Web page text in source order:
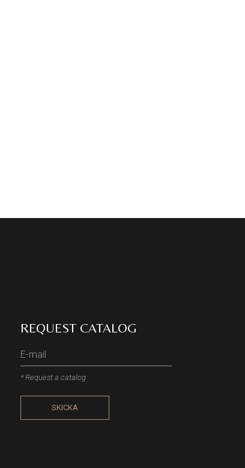
REQUEST CATALOG
* Request a catalog
SKICKA